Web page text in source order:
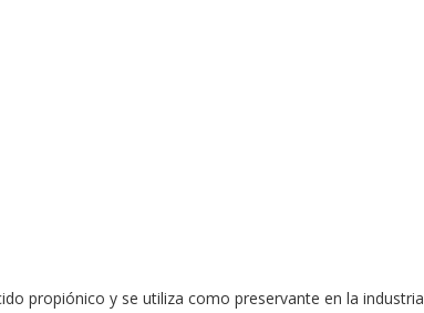
propiónico y se utiliza como preservante en la industria